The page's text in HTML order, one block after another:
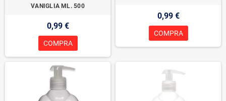
VANIGLIA ML. 500
0,99 €
COMPRA
0,99 €
COMPRA